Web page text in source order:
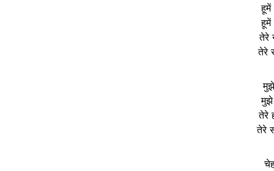
हूमें
हूमें
तेरे
तेरे
मुझे
तेरे
तेरे